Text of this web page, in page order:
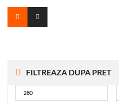
FILTREAZA DUPA PRET